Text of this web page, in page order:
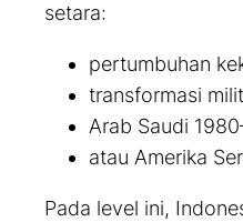
setara:
pertumbuhan
transformasi
Arab Saudi
atau Amerika
Pada level ini,